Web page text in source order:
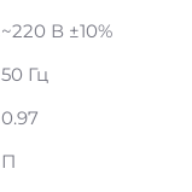
~220 В ±10%
50 Гц
0.97
П